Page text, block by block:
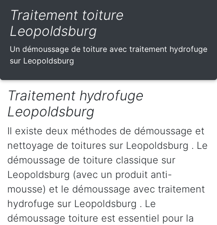
Traitement toiture
Leopoldsburg
Un démoussage de toiture avec traitement hydrofuge
sur Leopoldsburg
Traitement hydrofuge
Leopoldsburg
Il existe deux méthodes de démoussage et
nettoyage de toitures sur Leopoldsburg . Le
démoussage de toiture classique sur
Leopoldsburg (avec un produit anti-
mousse) et le démoussage avec traitement
hydrofuge sur Leopoldsburg . Le
démoussage toiture est essentiel pour la